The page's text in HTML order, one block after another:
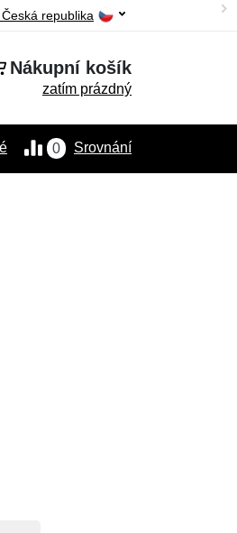
Česká republika
Nákupní košík
zatím prázdný
0 Srovnání